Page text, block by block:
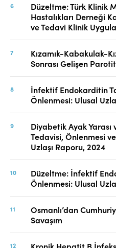
Düzeltme: Türk Klinik
Hastalıkları Derneği
ve Tedavi Klinik
Kızamık-Kabakulak-
Sonrası Gelişen
İnfektif Endokarditin
Önlenmesi: Ulusal
Diyabetik Ayak Yarası
Tedavisi, Önlenmesi
Uzlaşı Raporu, 2024
Düzeltme: İnfektif
Önlenmesi: Ulusal
Osmanlı’dan
Savaşım